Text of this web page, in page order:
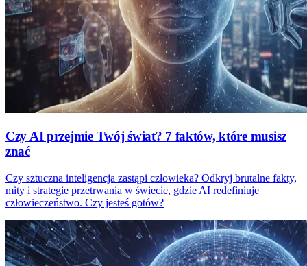
Czy AI przejmie Twój świat? 7 faktów, które musisz
znać
Czy sztuczna inteligencja zastąpi człowieka? Odkryj brutalne fakty,
mity i strategie przetrwania w świecie, gdzie AI redefiniuje
człowieczeństwo. Czy jesteś gotów?